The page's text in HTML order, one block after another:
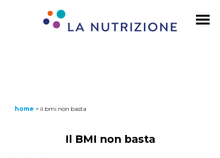
home > il bmi non basta
Il BMI non basta